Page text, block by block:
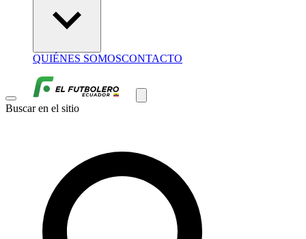
QUIÉNES SOMOSCONTACTO
Buscar en el sitio